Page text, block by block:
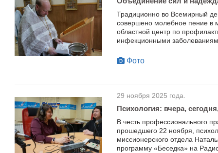
Традиционно во Всемирный
совершено молебное пение в
областной центр по
инфекционными
Фото
29 ноября 2025 года.
Психология: вчера,
В честь профессионального
прошедшего 22 ноября,
миссионерского отдела
программу «Беседка» на